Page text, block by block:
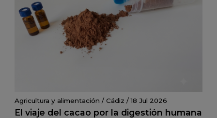
Agricultura y alimentación / Cádiz /18 Jul 2026
El viaje del cacao por la digestión humana